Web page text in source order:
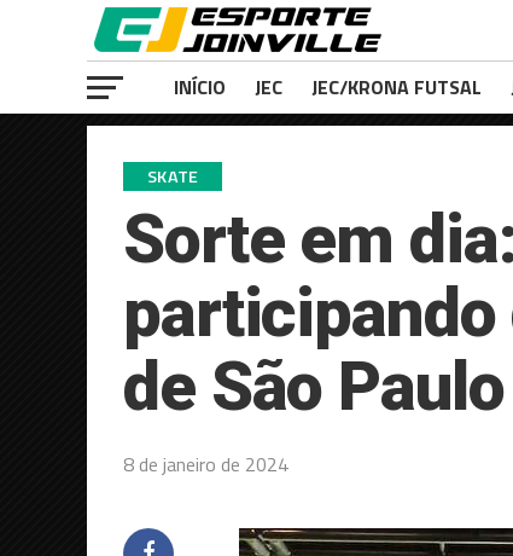
INÍCIO JEC JEC/KRONA FUTSAL
SKATE
Sorte em
participando
de São Paulo
8 de janeiro de 2024